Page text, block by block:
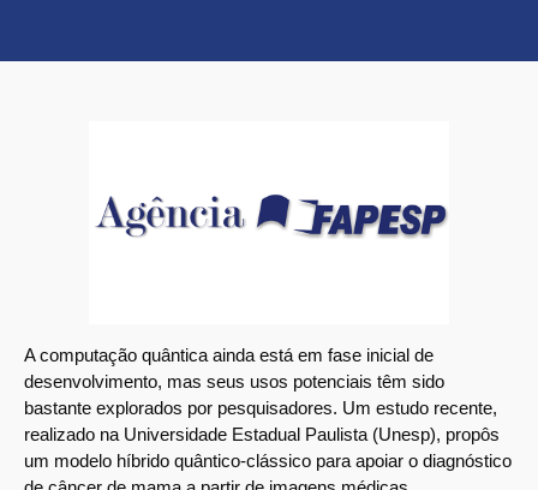
A computação quântica ainda está em fase inicial de
desenvolvimento, mas seus usos potenciais têm sido
bastante explorados por pesquisadores. Um estudo recente,
realizado na Universidade Estadual Paulista (Unesp), propôs
um modelo híbrido quântico-clássico para apoiar o diagnóstico